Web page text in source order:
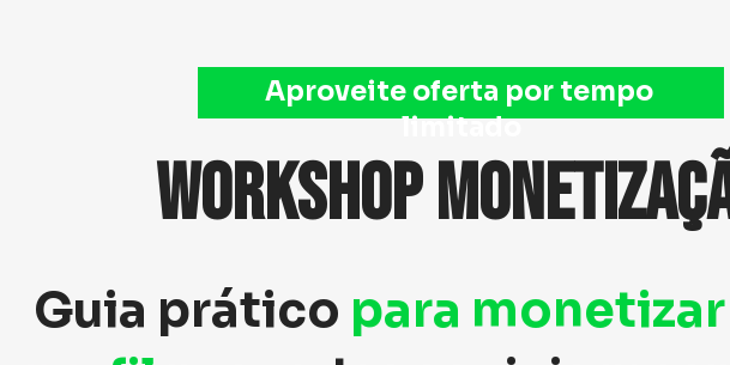
Aproveite oferta por tempo
limitado
WORKSHOP
Guia prático para monetizar